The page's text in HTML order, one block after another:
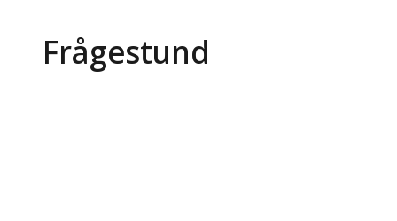
Frågestund